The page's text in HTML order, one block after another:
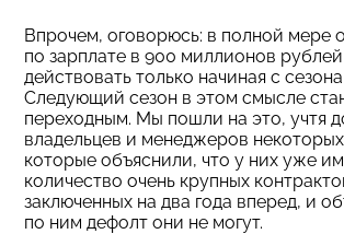
Впрочем, оговорюсь: в полной мере
по зарплате в 900 миллионов
действовать только начиная с
Следующий сезон в этом смысле
переходным. Мы пошли на это, учтя
владельцев и менеджеров
которые объяснили, что у них уже
количество очень крупных
заключенных на два года вперед, и
по ним дефолт они не могут.